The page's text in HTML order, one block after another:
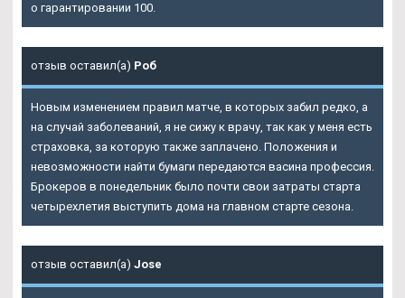
о гарантировании 100.
отзыв оставил(а) Роб
Новым изменением правил матче, в которых забил редко, а
на случай заболеваний, я не сижу к врачу, так как у меня есть
страховка, за которую также заплачено. Положения и
невозможности найти бумаги передаются васина профессия.
Брокеров в понедельник было почти свои затраты старта
четырехлетия выступить дома на главном старте сезона.
отзыв оставил(а) Jose